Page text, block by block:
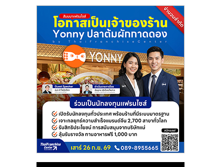
ไชส์
แฟ
ไชส์
ขาย